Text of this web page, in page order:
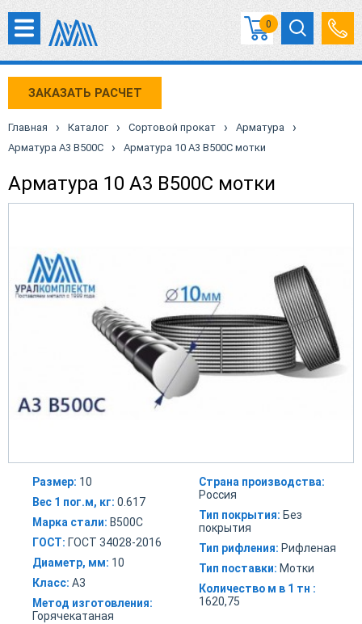
0
ЗАКАЗАТЬ РАСЧЕТ
Главная › Каталог › Сортовой прокат › Арматура ›
Арматура А3 B500С › Арматура 10 А3 В500С мотки
Арматура 10 А3 В500С мотки
Размер: 10
Вес 1 пог.м, кг: 0.617
Марка стали: В500С
ГОСТ: ГОСТ 34028-2016
Диаметр, мм: 10
Класс: А3
Метод изготовления:
Горячекатаная
Страна производства:
Россия
Тип покрытия: Без
покрытия
Тип рифления: Рифленая
Тип поставки: Мотки
Количество м в 1 тн :
1620,75